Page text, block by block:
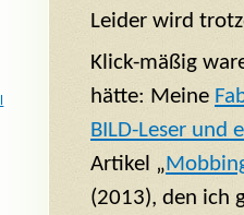
Leider wird
Klick-mäßig
hätte: Meine
BILD-Leser und
Artikel „
(2013), den ich